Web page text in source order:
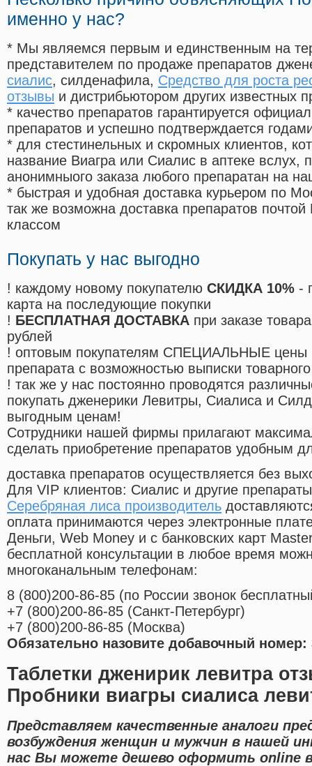
именно у нас?
* Мы являемся первым и единственным на
представителем по продаже препаратов
сиалис, силденафила, Средство для роста
отзывы и дистрибьютором других известных
* качество препаратов гарантируется
препаратов и успешно подтверждается
* для стестинельных и скромных клиентов,
название Виагра или Сиалис в аптеке вслух,
анонимныого заказа любого препаратан на
* быстрая и удобная доставка курьером по
так же возможна доставка препаратов
классом
Покупать у нас выгодно
! каждому новому покупателю СКИДКА 10% -
карта на последующие покупки
! БЕСПЛАТНАЯ ДОСТАВКА при заказе
рублей
! оптовым покупателям СПЕЦИАЛЬНЫЕ цены
препарата с возможностью выписки
! так же у нас постоянно проводятся
покупать дженерики Левитры, Сиалиса и
выгодным ценам!
Cотрудники нашей фирмы прилагают
сделать приобретение препаратов удобным
доставка препаратов осуществляется без
Для VIP клиентов: Сиалис и другие
Серебряная лиса производитель
оплата принимаются через электронные
Деньги, Web Money и с банковских карт
бесплатной консультации в любое время
многоканальным телефонам:
8 (800)200-86-85 (по России звонок
+7 (800)200-86-85 (Санкт-Петербург)
+7 (800)200-86-85 (Москва)
Обязательно назовите добавочный номер:
Таблетки дженирик левитра
Пробники виагры сиалиса
Представляем качественные аналоги
возбуждения женщин и мужчин в нашей
нас Вы можете дешево оформить online